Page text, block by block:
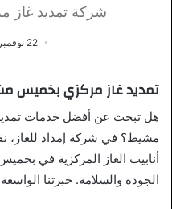
شركة تمديد
22 نوفمبر، 2025
تمديد غاز مركزي بخميس
هل تبحث عن أفضل خدمات
مشيط؟ في شركة إمداد للغاز،
أنابيب الغاز المركزية في
الجودة والسلامة. خبرتنا